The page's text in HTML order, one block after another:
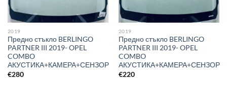
2019
Предно стъкло BERLINGO
PARTNER III 2019- OPEL
COMBO
АКУСТИКА+КАМЕРА+СЕНЗОР
€280
2019
Предно стъкло BERLINGO
PARTNER III 2019- OPEL
COMBO
АКУСТИКА+КАМЕРА+СЕНЗОР
€220